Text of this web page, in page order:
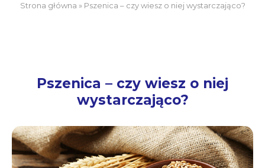
Strona główna » Pszenica – czy wiesz o niej wystarczająco?
Pszenica – czy wiesz o niej
wystarczająco?